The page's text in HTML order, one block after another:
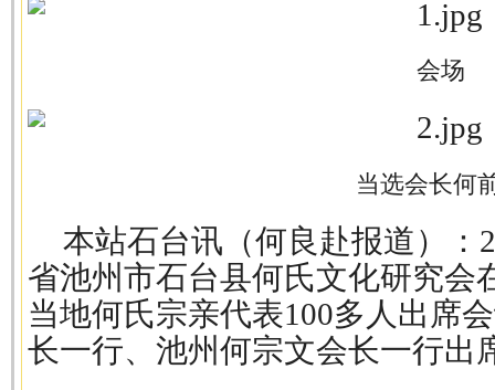
会场
当选会长何
本站石台讯（何良赴报道）：
省池州市石台县何氏文化研究会
当地何氏宗亲代表100多人出席
长一行、池州何宗文会长一行出